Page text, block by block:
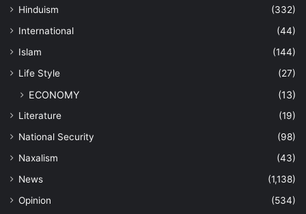
Hinduism
(332)
International
(44)
Islam
(144)
Life Style
(27)
ECONOMY (13)
Literature
(19)
National Security
(98)
Naxalism
(43)
News
(1,138)
Opinion
(534)